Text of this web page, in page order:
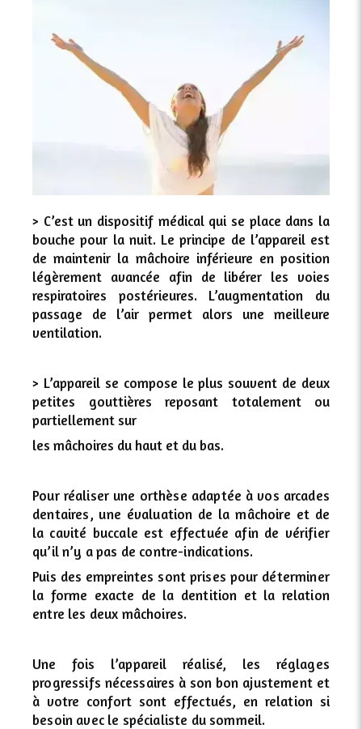
> C’est un dispositif médical qui se place dans la
bouche pour la nuit. Le principe de l’appareil est
de maintenir la mâchoire inférieure en position
légèrement avancée afin de libérer les voies
respiratoires postérieures. L’augmentation du
passage de l’air permet alors une meilleure
ventilation.
> L’appareil se compose le plus souvent de deux
petites gouttières reposant totalement ou
partiellement sur
les mâchoires du haut et du bas.
Pour réaliser une orthèse adaptée à vos arcades
dentaires, une évaluation de la mâchoire et de
la cavité buccale est effectuée afin de vérifier
qu’il n’y a pas de contre-indications.
Puis des empreintes sont prises pour déterminer
la forme exacte de la dentition et la relation
entre les deux mâchoires.
Une fois l’appareil réalisé, les réglages
progressifs nécessaires à son bon ajustement et
à votre confort sont effectués, en relation si
besoin avec le spécialiste du sommeil.